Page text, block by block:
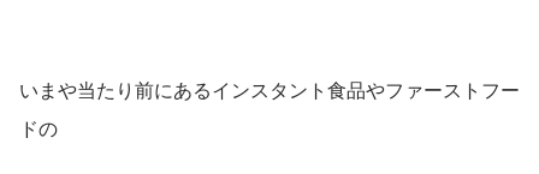
いまや当たり前にあるインスタント食品やファーストフー
ドの